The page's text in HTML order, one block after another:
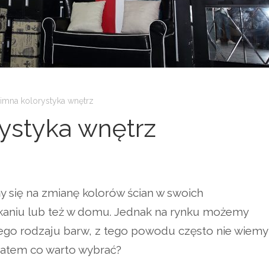
kolorystyka wnętrz
wnętrz
się na zmianę kolorów ścian w swoich
lub też w domu. Jednak na rynku możemy
rodzaju barw, z tego powodu często nie wiemy
co warto wybrać?